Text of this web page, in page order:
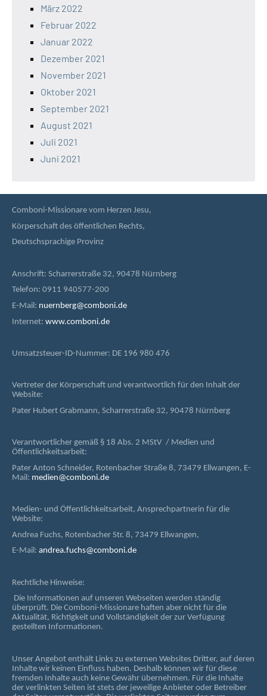
März 2022
Februar 2022
Januar 2022
Dezember 2021
November 2021
Oktober 2021
September 2021
August 2021
Juli 2021
Juni 2021
Comboni-Missionare vom Herzen Jesu,
Körperschaft des öffentlichen Rechts,
Deutschsprachige Provinz
Anschrift: Scharrerstraße 32, 90478 Nürnberg
Telefon: 0911 940577-200
E-Mail: nuernberg@comboni.de
Internet: www.comboni.de
Umsatzsteuer-ID-Nummer: DE 196 980 476
Vertreter der Körperschaft und verantwortlich für den Inhalt der
Website:
Pater Hubert Grabmann, Scharrerstraße 32, 90478 Nürnberg
Verantwortlicher gemäß § 18 Abs. 2 MStV / Medien und
Öffentlichkeitsarbeit:
Pater Anton Schneider, Rotenbacher Straße 8, 73479 Ellwangen, E-
Mail: medien@comboni.de
Medien- und Öffentlichkeitsarbeit, Ansprechpartnerin für die
Website:
Andrea Fuchs, Rotenbacher Str. 8, 73479 Ellwangen,
E-Mail: andrea.fuchs@comboni.de
Rechtliche Hinweise:
Die Informationen auf unseren Webseiten werden ständig
überprüft. Die Comboni-Missionare haften aber nicht für die
Aktualität, Richtigkeit und Vollständigkeit der zur Verfügung
gestellten Informationen.
Unser Angebot enthält Links zu externen Websites Dritter, auf deren
Inhalte wir keinen Einfluss haben. Deshalb können wir für diese
fremden Inhalte auch keine Gewähr übernehmen. Für die Inhalte
der verlinkten Seiten ist stets der jeweilige Anbieter oder Betreiber